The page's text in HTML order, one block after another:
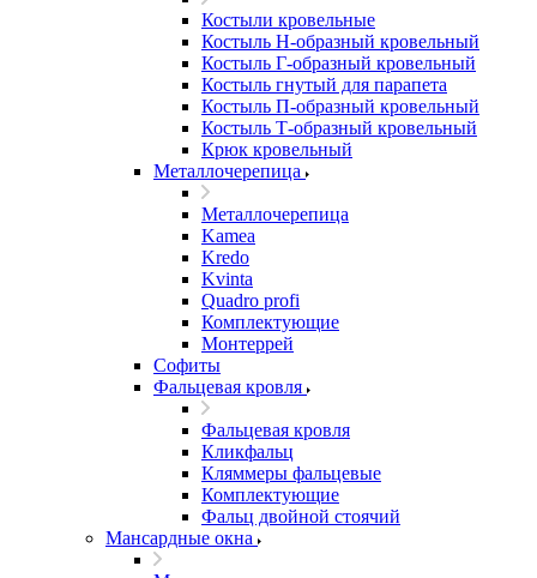
Костыли кровельные
Костыль H-образный кровельный
Костыль Г-образный кровельный
Костыль гнутый для парапета
Костыль П-образный кровельный
Костыль Т-образный кровельный
Крюк кровельный
Металлочерепица
Металлочерепица
Kamea
Kredo
Kvinta
Quadro profi
Комплектующие
Монтеррей
Софиты
Фальцевая кровля
Фальцевая кровля
Кликфальц
Кляммеры фальцевые
Комплектующие
Фальц двойной стоячий
Мансардные окна